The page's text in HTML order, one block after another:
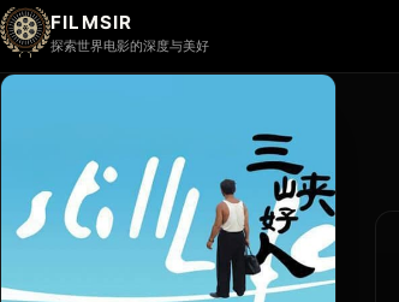
FILMSIR
探索世界电影的深度与美好